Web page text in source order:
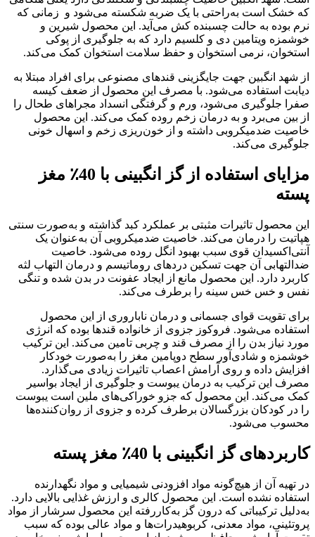
که خشک است به‌راحتی با یک ضربه شکسته می‌شود و زمانی که
نرم بوده به حالت چسبنده کش می‌آید. این محصول شیرین و
خوشمزه ویتامین دی و کلسیم دارد که به جلوگیری از پوکی
استخوان، نرمی استخوان و حفظ سلامت استخوان کمک می‌کند.
از شهد انگبین جهت جایگزینی قندهای مصنوعی برای افراد مبتلا به
دیابت استفاده می‌شود. با مصرف این محصول از ضعف کیسه
صفرا جلوگیری می‌شود، ورم و گرفتگی انسداد مجراهای طحال را
از بین می‌برد و به درمان زخم روده کمک می‌کند. این محصول
خاصیت ضدمیکروبی داشته و از خون‌ریزی زخم و اسهال خونی
جلوگیری می‌کند.
مزایای استفاده از گز انگبینی با 40٪ مغز
پسته
این محصول تاثیرات مثبتی بر عملکرد کبد گذاشته و به‌صورت سنتی
هپاتیت را درمان می‌کند. خاصیت ضدمیکروبی آن به‌عنوان یک
آنتی‌اکسیدان قوی سبب بهبود انگل روده می‌شود. خاصیت
ضدالتهابی آن جهت تسکین دردهای روماتیسم و درمان التهاب لثه
کاربرد دارد. این محصول مانع از ایجاد عفونت در بدن شده و تنگی
نفس و خس خس سینه را برطرف می‌کند.
برای تقویت قوای جسمانی و درمان ناباروری از این محصول
استفاده می‌شود. فروکوز جزوی از خانواده قندها بوده که انرژی
مورد نیاز بدن را از مصرف قند و چربی تامین می‌کند. این ترکیب
خوشمزه و شادی‌آور سطح دوپامین مغز را به‌صورت خودکار
افزایش داده و روی آرامش اعصاب تاثیرات زیادی می‌گذارد.
مصرف این ترکیب به درمان یبوست و جلوگیری از ایجاد بواسیر
کمک می‌کند. این محصول که جزو خوراکی‌های ملین است یبوست
را در کودکان بزرگسالان برطرف کرده و جزوی از روان‌کننده‌ها
محسوب می‌شود.
کاربردهای گز انگبینی با 40٪ مغز پسته
در تهیه آن از هیچ‌گونه مواد افزودنی شیمیایی و مواد نگهدارنده
استفاده نشده است. این محصول کالری و ارزش غذایی بالایی دارد.
به‌دلیل ترکیباتی که درون گز به‌کاررفته این محصول سرشار از مواد
پروتئینی، مواد معدنی، کربوهیدرات‌ها و مواد عالی بوده که سبب